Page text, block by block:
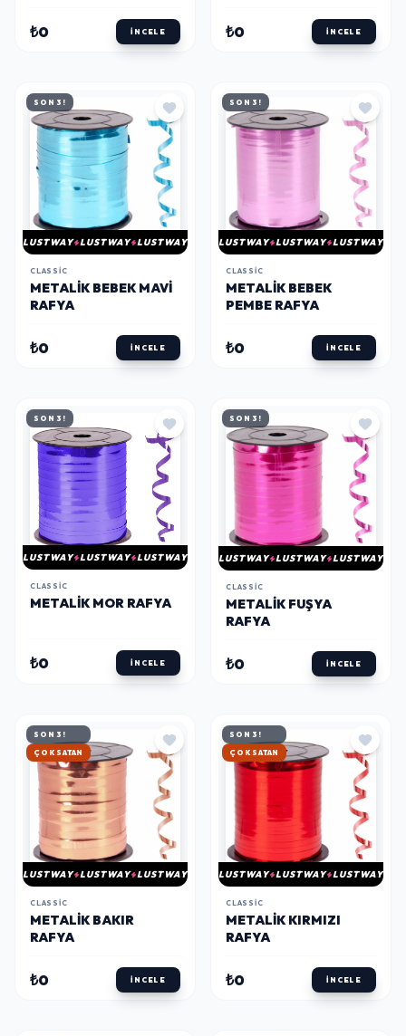
₺0 İNCELE ₺0 İNCELE
SON 3!
LUSTWAY LUSTWAY LUSTWAY
CLASSIC
METALIK BEBEK MAVI
RAFYA
₺0 İNCELE
SON 3!
LUSTWAY LUSTWAY LUSTWAY
CLASSIC
METALIK BEBEK
PEMBE RAFYA
₺0 İNCELE
SON 3!
LUSTWAY LUSTWAY LUSTWAY
CLASSIC
METALIK MOR RAFYA
₺0 İNCELE
SON 3!
LUSTWAY LUSTWAY LUSTWAY
CLASSIC
METALIK FUŞYA
RAFYA
₺0 İNCELE
SON 3!
HIZLI KARGO
LUSTWAY LUSTWAY LUSTWAY
CLASSIC
METALIK BAKIR
RAFYA
₺0 İNCELE
SON 3!
HIZLI KARGO
LUSTWAY LUSTWAY LUSTWAY
CLASSIC
METALIK KIRMIZI
RAFYA
₺0 İNCELE